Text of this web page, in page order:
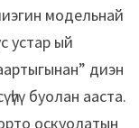
модельнай
устар ый
диэн
буолан ааста.
оскуолатын